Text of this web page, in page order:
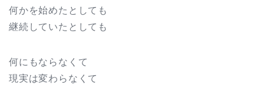
何かを始めたとしても
継続していたとしても
何にもならなくて
現実は変わらなくて